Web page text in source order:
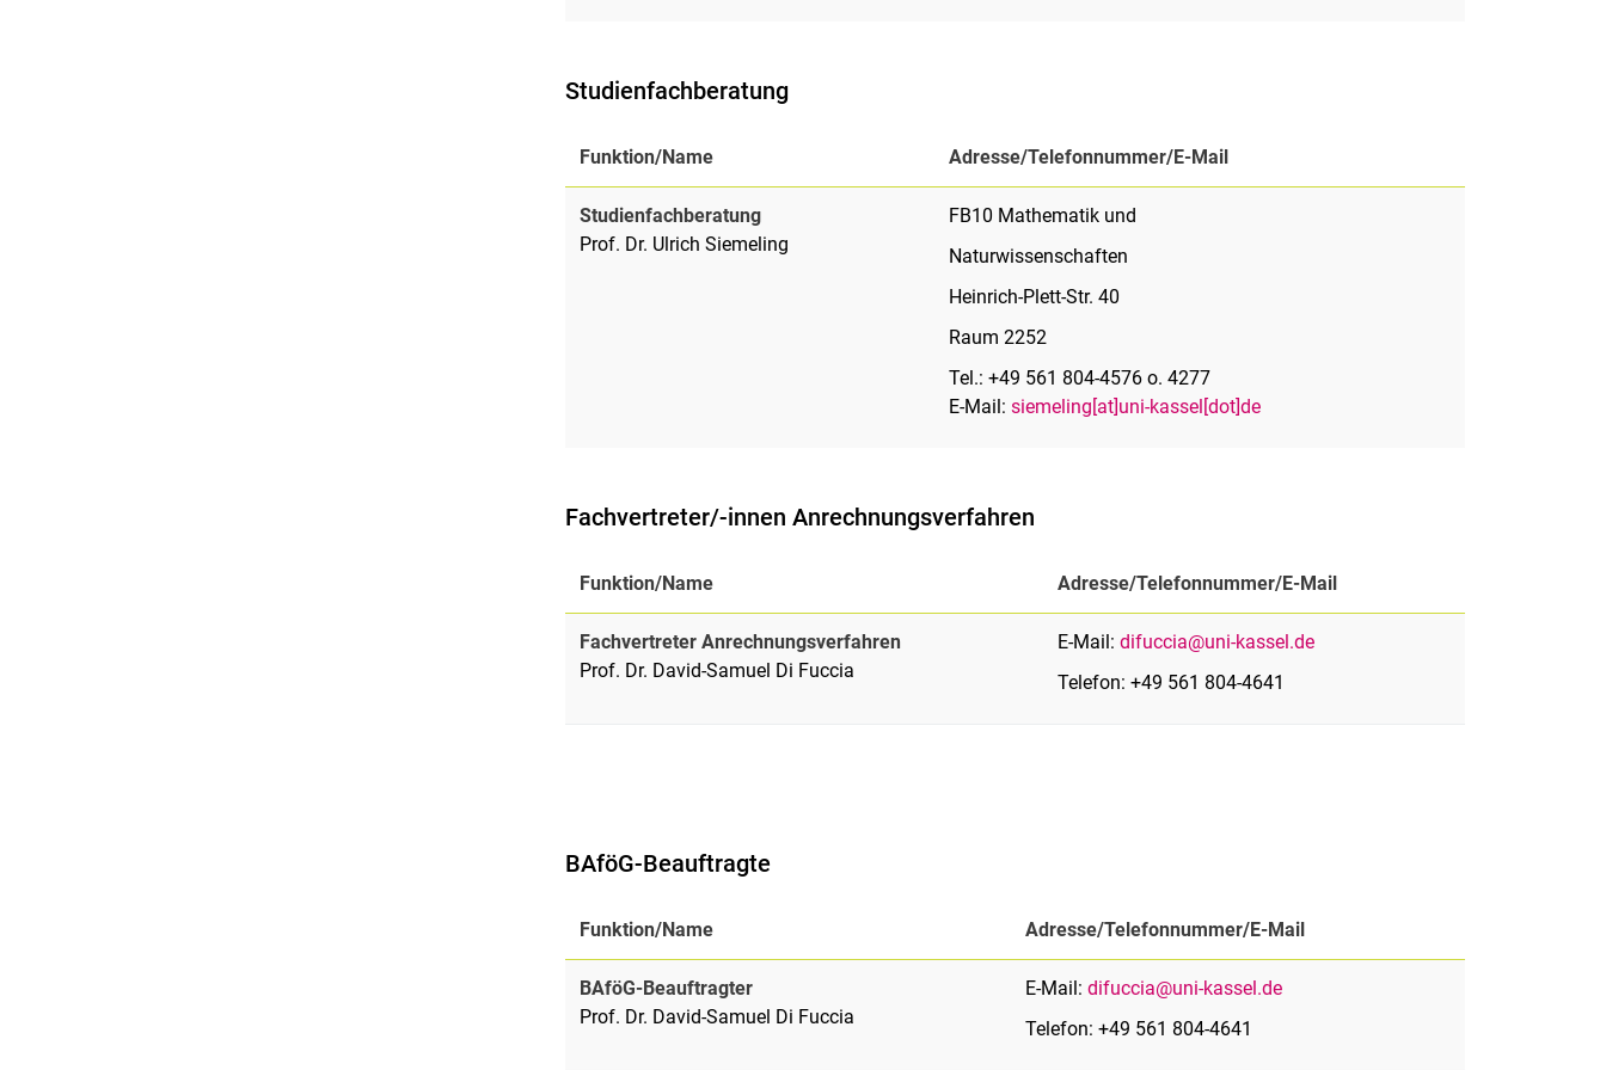
Studienfachberatung
Funktion/Name Adresse/Telefonnummer/E-Mail
Studienfachberatung
Prof. Dr. Ulrich Siemeling
FB10 Mathematik und
Naturwissenschaften
Heinrich-Plett-Str. 40
Raum 2252
Tel.: +49 561 804-4576 o. 4277
E-Mail:siemeling[at]uni-kassel[dot]de
Fach­ver­tre­ter/-in­nen An­rech­nungs­ver­fah­ren
Funktion/Name Adresse/Telefonnummer/E-Mail
Fachvertreter Anrechnungsverfahren
Prof. Dr. David-Samuel Di Fuccia
E-Mail:difuccia@uni-kassel.de
Telefon: +49 561 804-4641
BAföG-Beauftragte
Funktion/Name Adresse/Telefonnummer/E-Mail
BAföG-Beauftragter
Prof. Dr. David-Samuel Di Fuccia
E-Mail:difuccia@uni-kassel.de
Telefon: +49 561 804-4641